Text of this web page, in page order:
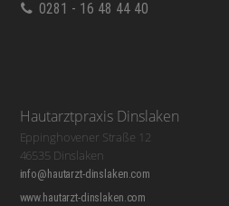
0281 - 16 48 44 40
Hautarztpraxis Dinslaken
Eppinghovener Straße 12
46535 Dinslaken
info@hautarzt-dinslaken.com
www.hautarzt-dinslaken.com